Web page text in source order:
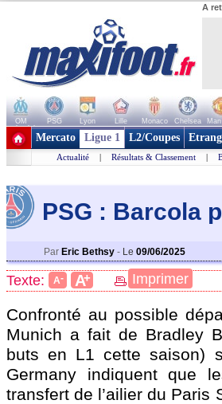
A
OM PSG Lyon Lille Monaco Chelsea
+ de clubs
Mercato Ligue 1 L2/Coupes
Actualité | Résultats & Classement |
PSG : Barcola
Par Eric Bethsy - Le 09/06/2025
Texte: A- A+ Imprimer
Confronté au possible
Munich a fait de Bradley
buts en L1 cette saison)
Germany indiquent que
transfert de l’ailier du Paris